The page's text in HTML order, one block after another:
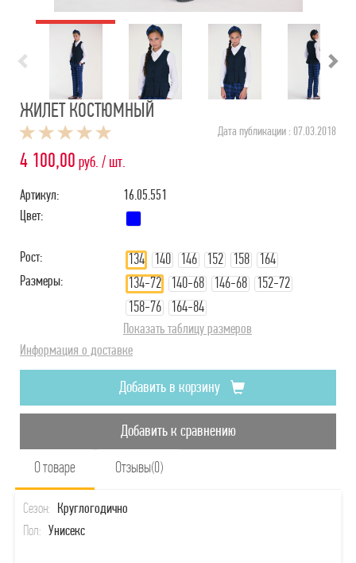
ЖИЛЕТ КОСТЮМНЫЙ
Дата публикации : 07.03.2018
4 100,00 руб. / шт.
Артикул:
16.05.551
Цвет:
Рост: 134 140 146 152 158 164
Размеры: 134-72 140-68 146-68
152-72
158-76
164-84
Показать таблицу размеров
Информация о доставке
Добавить в корзину
Добавить к сравнению
О товаре Отзывы(0)
Сезон: Круглогодично
Пол: Унисекс